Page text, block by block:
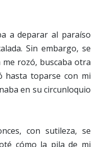
a deparar al paraíso
Sin embargo, se
rozó, buscaba otra
hasta toparse con mi
en su circunloquio
con sutileza, se
cómo la pila de mi